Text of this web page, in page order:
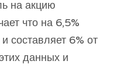
на акцию
что на 6,5%
составляет 6% от
данных и